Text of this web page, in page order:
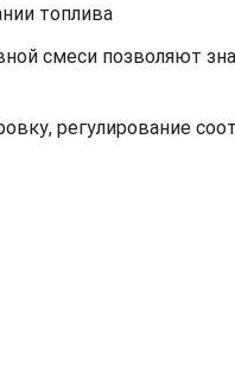
топлива
смеси позволяют
регулирование